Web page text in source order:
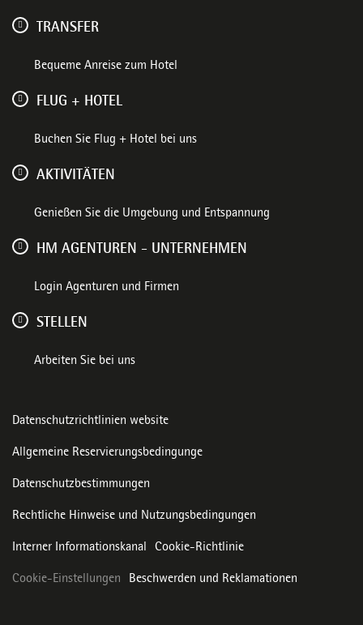
TRANSFER
Bequeme Anreise zum Hotel
FLUG + HOTEL
Buchen Sie Flug + Hotel bei uns
AKTIVITÄTEN
Genießen Sie die Umgebung und Entspannung
HM AGENTUREN - UNTERNEHMEN
Login Agenturen und Firmen
STELLEN
Arbeiten Sie bei uns
Datenschutzrichtlinien website
Allgemeine Reservierungsbedingunge
Datenschutzbestimmungen
Rechtliche Hinweise und Nutzungsbedingungen
Interner Informationskanal Cookie-Richtlinie
Cookie-Einstellungen Beschwerden und Reklamationen